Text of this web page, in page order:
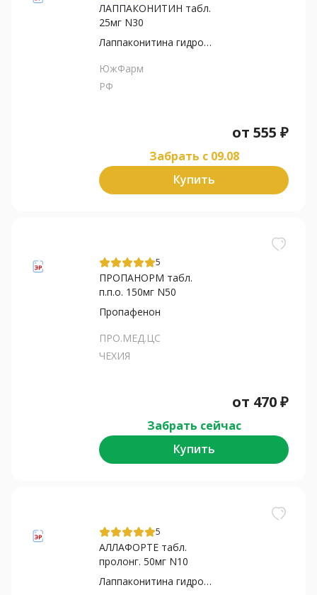
ЛАППАКОНИТИН табл.
25мг N30
Лаппаконитина гидробромид
ЮжФарм
РФ
от 555 ₽
Забрать c 09.08
Купить
5
ПРОПАНОРМ табл.
п.п.о. 150мг N50
Пропафенон
ПРО.МЕД.ЦС
ЧЕХИЯ
от 470₽
Забрать сейчас
Купить
5
АЛЛАФОРТЕ табл.
пролонг. 50мг N10
Лаппаконитина гидробромид